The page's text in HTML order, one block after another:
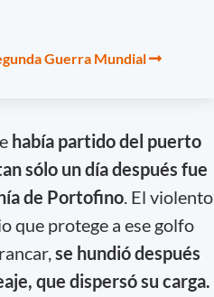
Guerra Mundial
había partido del puerto
sólo un día después fue
de Portofino. El violento
que protege a ese golfo
se hundió después
que dispersó su carga.